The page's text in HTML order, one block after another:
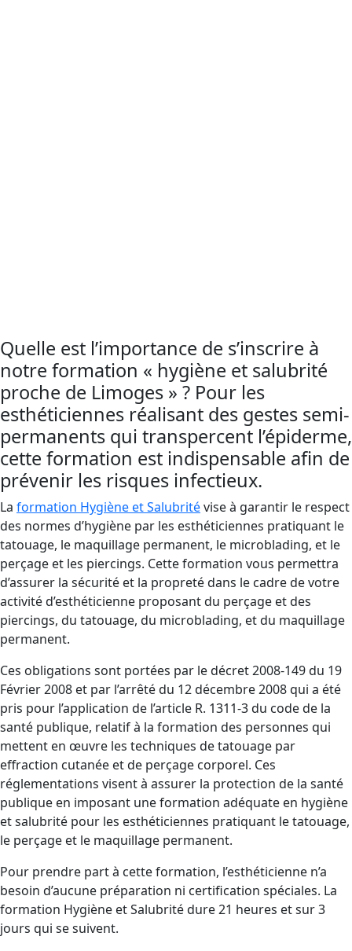
Quelle est l’importance de s’inscrire à
notre formation « hygiène et salubrité
proche de Limoges » ? Pour les
esthéticiennes réalisant des gestes semi-
permanents qui transpercent l’épiderme,
cette formation est indispensable afin de
prévenir les risques infectieux.
La formation Hygiène et Salubritévise à garantir le respect
des normes d’hygiène par les esthéticiennes pratiquant le
tatouage, le maquillage permanent, le microblading, et le
perçage et les piercings. Cette formation vous permettra
d’assurer la sécurité et la propreté dans le cadre de votre
activité d’esthéticienne proposant du perçage et des
piercings, du tatouage, du microblading, et du maquillage
permanent.
Ces obligations sont portées par le décret 2008-149 du 19
Février 2008 et par l’arrêté du 12 décembre 2008 qui a été
pris pour l’application de l’article R. 1311-3 du code de la
santé publique, relatif à la formation des personnes qui
mettent en œuvre les techniques de tatouage par
effraction cutanée et de perçage corporel. Ces
réglementations visent à assurer la protection de la santé
publique en imposant une formation adéquate en hygiène
et salubrité pour les esthéticiennes pratiquant le tatouage,
le perçage et le maquillage permanent.
Pour prendre part à cette formation, l’esthéticienne n’a
besoin d’aucune préparation ni certification spéciales. La
formation Hygiène et Salubrité dure 21 heures et sur 3
jours qui se suivent.